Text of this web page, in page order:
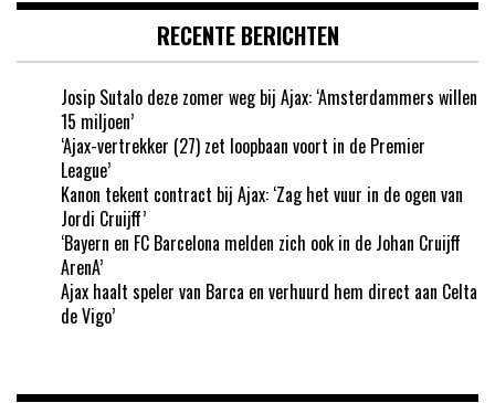
RECENTE BERICHTEN
Josip Sutalo deze zomer weg bij Ajax: ‘Amsterdammers willen
15 miljoen’
‘Ajax-vertrekker (27) zet loopbaan voort in de Premier
League’
Kanon tekent contract bij Ajax: ‘Zag het vuur in de ogen van
Jordi Cruijff’
‘Bayern en FC Barcelona melden zich ook in de Johan Cruijff
ArenA’
Ajax haalt speler van Barca en verhuurd hem direct aan Celta
de Vigo’